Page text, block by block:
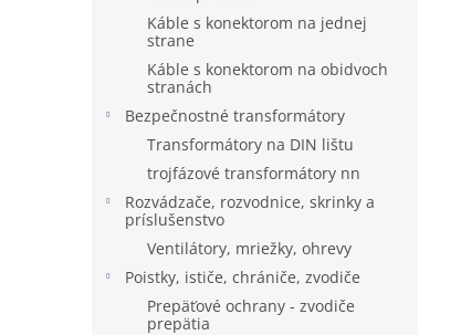
Káble s konektorom na jednej
strane
Káble s konektorom na obidvoch
stranách
Bezpečnostné transformátory
Transformátory na DIN lištu
trojfázové transformátory nn
Rozvádzače, rozvodnice, skrinky a
príslušenstvo
Ventilátory, mriežky, ohrevy
Poistky, ističe, chrániče, zvodiče
Prepäťové ochrany - zvodiče
prepätia